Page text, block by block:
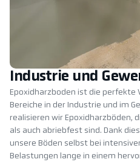
Industrie und
Epoxidharzboden ist die perfekte
Bereiche in der Industrie und im
realisieren wir Epoxidharzböden,
als auch abriebfest sind. Dank
unsere Böden selbst bei
Belastungen lange in einem